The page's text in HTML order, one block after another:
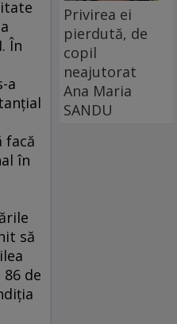
În
a
facă
în
să
de
Privirea ei
pierdută, de
copil
neajutorat
Ana Maria
SANDU